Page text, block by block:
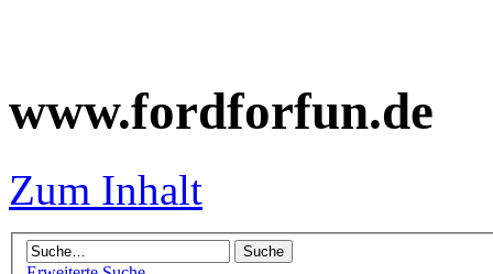
www.fordforfun.de
Zum Inhalt